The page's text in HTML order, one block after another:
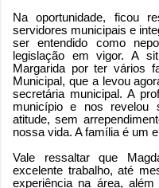
Na oportunidade, ficou
servidores municipais e
ser entendido como
legislação em vigor. A
Margarida por ter vários
Municipal, que a levou
secretária municipal. A
município e nos revelou
atitude, sem
nossa vida. A família é um
Vale ressaltar que
excelente trabalho, até
experiência na área,